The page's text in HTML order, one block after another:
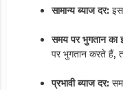
सामान्य ब्याज दर:इस
समय पर भुगतान का
पर भुगतान करते हैं,
प्रभावी ब्याज दर: